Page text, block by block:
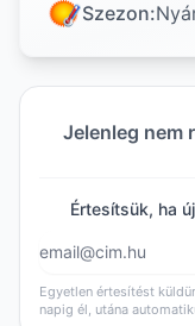
Szezon:
Jelenleg nem
Értesítsük, ha
Egyetlen értesítést
napig él, utána